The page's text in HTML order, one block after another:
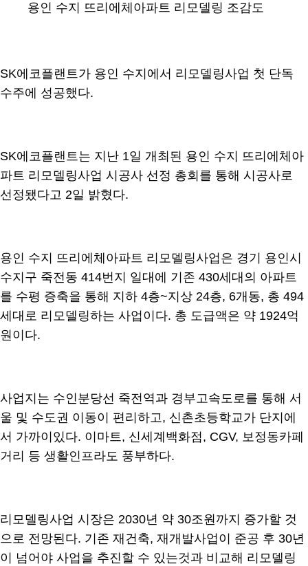
용인 수지 뜨리에체아파트 리모델링 조감도
SK에코플랜트가 용인 수지에서 리모델링사업 첫 단독
수주에 성공했다.
SK에코플랜트는 지난 1일 개최된 용인 수지 뜨리에체아
파트 리모델링사업 시공사 선정 총회를 통해 시공사로
선정됐다고 2일 밝혔다.
용인 수지 뜨리에체아파트 리모델링사업은 경기 용인시
수지구 죽전동 414번지 일대에 기존 430세대의 아파트
를 수평 증축을 통해 지하 4층~지상 24층, 6개동, 총 494
세대로 리모델링하는 사업이다. 총 도급액은 약 1924억
원이다.
사업지는 수인분당선 죽전역과 경부고속도로를 통해 서
울 및 수도권 이동이 편리하고, 신촌초등학교가 단지에
서 가까이있다. 이마트, 신세계백화점, CGV, 보정동카페
거리 등 생활인프라도 풍부하다.
리모델링사업 시장은 2030년 약 30조원까지 증가할 것
으로 전망된다. 기존 재건축, 재개발사업이 준공 후 30년
이 넘어야 사업을 추진할 수 있는것과 비교해 리모델링